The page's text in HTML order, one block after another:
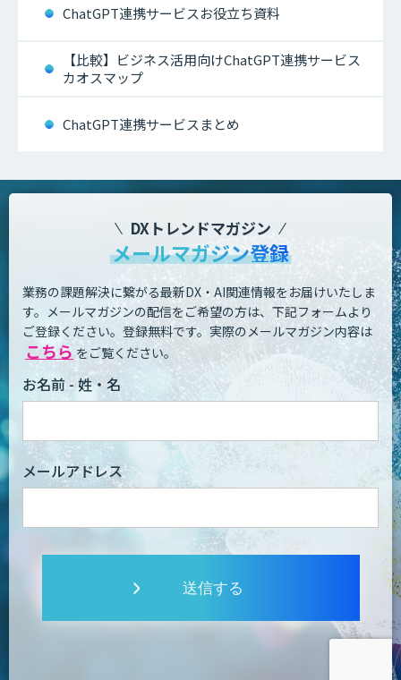
ChatGPT連携サービスお役立ち資料
【比較】ビジネス活用向けChatGPT連携サービス
カオスマップ
ChatGPT連携サービスまとめ
DXトレンドマガジン
メールマガジン登録
業務の課題解決に繋がる最新DX・AI関連情報をお届けいたしま
す。 メールマガジンの配信をご希望の方は、下記フォームより
ご登録ください。登録無料です。 実際のメールマガジン内容は
こちら をご覧ください。
お名前 - 姓・名
メールアドレス
送信する